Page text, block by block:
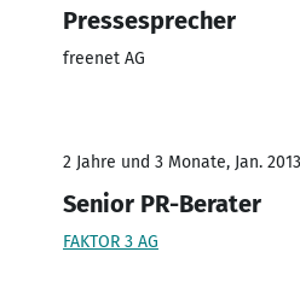
Pressesprecher
freenet AG
2 Jahre und 3 Monate, Jan.
Senior PR-Berater
FAKTOR 3 AG